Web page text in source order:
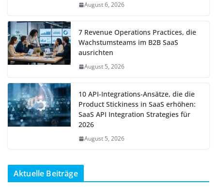
August 6, 2026
7 Revenue Operations Practices, die
Wachstumsteams im B2B SaaS
ausrichten
August 5, 2026
10 API-Integrations-Ansätze, die die
Product Stickiness in SaaS erhöhen:
SaaS API Integration Strategies für
2026
August 5, 2026
Aktuelle Beiträge